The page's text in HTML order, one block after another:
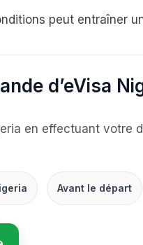
peut entraîner
d’eVisa
en effectuant votre
Avant le départ